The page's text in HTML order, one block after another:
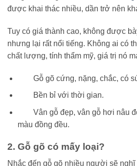
được khai thác nhiều, dần trở nên
Tuy có giá thành cao, không được
nhưng lại rất nổi tiếng. Không ai có
chất lượng, tính thẩm mỹ, giá trị nó
Gỗ gõ cứng, nặng, chắc, có
Bền bỉ với thời gian.
Vân gỗ đẹp, vân gỗ hơi nâu
màu đồng đều.
2. Gỗ gõ có mấy loại?
Nhắc đến gỗ gõ nhiều người sẽ